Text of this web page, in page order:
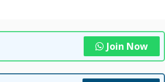
Join Now